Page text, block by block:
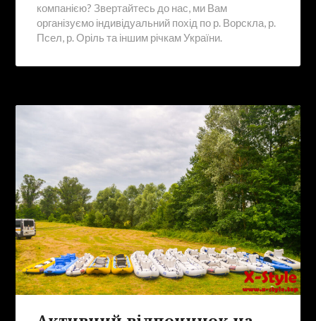
компанією? Звертайтесь до нас, ми Вам
організуємо індивідуальний похід по р. Ворскла, р.
Псел, р. Оріль та іншим річкам України.